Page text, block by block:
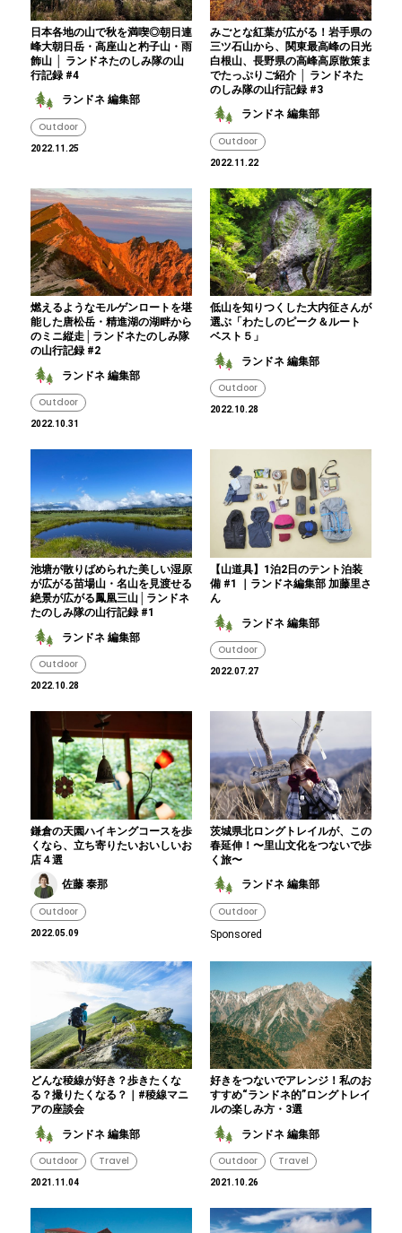
日本各地の山で秋を満喫◎朝日連
峰大朝日岳・高座山と杓子山・雨
飾山 │ ランドネたのしみ隊の山
行記録 #4
ランドネ 編集部
Outdoor
2022.11.25
みごとな紅葉が広がる！岩手県の
三ツ石山から、関東最高峰の日光
白根山、長野県の高峰高原散策ま
でたっぷりご紹介 │ ランドネた
のしみ隊の山行記録 #3
ランドネ 編集部
Outdoor
2022.11.22
燃えるようなモルゲンロートを堪
能した唐松岳・精進湖の湖畔から
のミニ縦走│ランドネたのしみ隊
の山行記録 #2
ランドネ 編集部
Outdoor
2022.10.31
低山を知りつくした大内征さんが
選ぶ「わたしのピーク＆ルート
ベスト５」
ランドネ 編集部
Outdoor
2022.10.28
池塘が散りばめられた美しい湿原
が広がる苗場山・名山を見渡せる
絶景が広がる鳳凰三山│ランドネ
たのしみ隊の山行記録 #1
ランドネ 編集部
Outdoor
2022.10.28
【山道具】1泊2日のテント泊装
備 #1 ｜ランドネ編集部 加藤里さ
ん
ランドネ 編集部
Outdoor
2022.07.27
鎌倉の天園ハイキングコースを歩
くなら、立ち寄りたいおいしいお
店４選
佐藤 泰那
Outdoor
2022.05.09
茨城県北ロングトレイルが、この
春延伸！〜里山文化をつないで歩
く旅〜
ランドネ 編集部
Outdoor
Sponsored
どんな稜線が好き？歩きたくな
る？撮りたくなる？｜#稜線マニ
アの座談会
ランドネ 編集部
Outdoor Travel
2021.11.04
好きをつないでアレンジ！私のお
すすめ“ランドネ的”ロングトレイ
ルの楽しみ方・3選
ランドネ 編集部
Outdoor Travel
2021.10.26